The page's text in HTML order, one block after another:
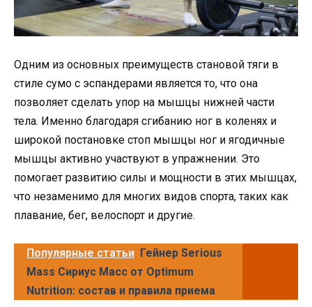
Одним из основных преимуществ становой тяги в
стиле сумо с эспандерами является то, что она
позволяет сделать упор на мышцы нижней части
тела. Именно благодаря сгибанию ног в коленях и
широкой постановке стоп мышцы ног и ягодичные
мышцы активно участвуют в упражнении. Это
помогает развитию силы и мощности в этих мышцах,
что незаменимо для многих видов спорта, таких как
плавание, бег, велоспорт и другие.
Популярные статьи Гейнер Serious
Mass Сириус Масс от Optimum
Nutrition: состав и правила приема